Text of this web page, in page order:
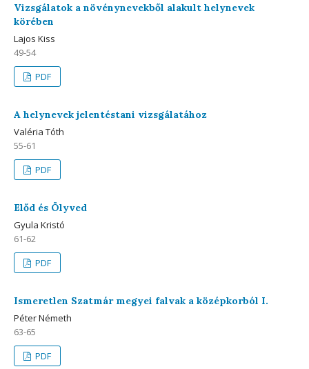
Vizsgálatok a növénynevekből alakult helynevek
körében
Lajos Kiss
49-54
PDF
A helynevek jelentéstani vizsgálatához
Valéria Tóth
55-61
PDF
Előd és Ölyved
Gyula Kristó
61-62
PDF
Ismeretlen Szatmár megyei falvak a középkorból I.
Péter Németh
63-65
PDF